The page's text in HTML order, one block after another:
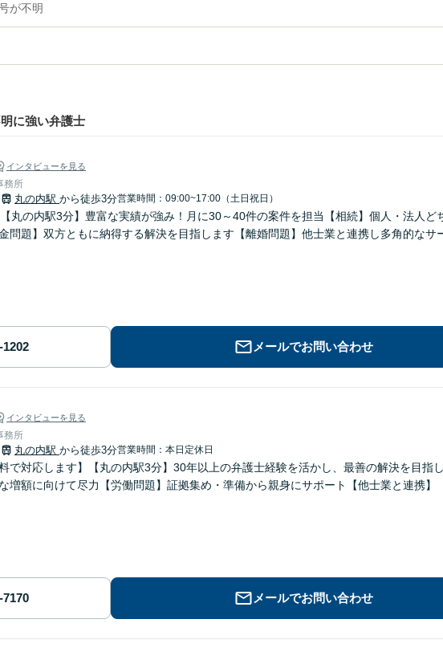
が不明
に強い弁護士
インタビューを見る
務所
丸の内駅 から徒歩3分営業時間：09:00~17:00（土日祝日）
【丸の内駅3分】豊富な実績が強み！月に30～40件の案件を担当【相続】個人・法人ど
問題】双方ともに納得する解決を目指します【離婚問題】他士業と連携し多角的なサ
メールでお問い合わせ
インタビューを見る
務所
丸の内駅 から徒歩3分営業時間：本日定休日
で対応します】【丸の内駅3分】30年以上の弁護士経験を活かし、最善の解決を目指
増額に向けて尽力【労働問題】証拠集め・準備から親身にサポート【他士業と連携】
メールでお問い合わせ